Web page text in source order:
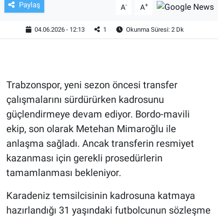
Paylaş A- A+
04.06.2026 - 12:13 1 Okunma Süresi: 2 Dk
Trabzonspor, yeni sezon öncesi transfer
çalışmalarını sürdürürken kadrosunu
güçlendirmeye devam ediyor. Bordo-mavili
ekip, son olarak Metehan Mimaroğlu ile
anlaşma sağladı. Ancak transferin resmiyet
kazanması için gerekli prosedürlerin
tamamlanması bekleniyor.
Karadeniz temsilcisinin kadrosuna katmaya
hazırlandığı 31 yaşındaki futbolcunun sözleşme
ASAYİŞ
EKONOMİ
ÇEVRE
HABERDE İNSAN
SPOR
Bilim, Teknoloji